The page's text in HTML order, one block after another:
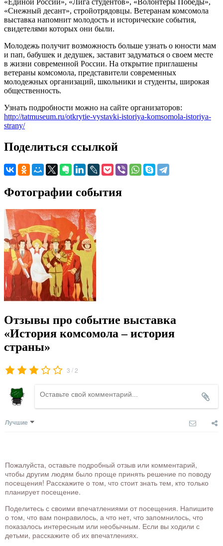
«Единой России», «Лига студентов», «Волонтеры Победы»,
«Снежный десант», стройотрядовцы. Ветеранам комсомола
выставка напомнит молодость и исторические события,
свидетелями которых они были.
Молодежь получит возможность больше узнать о юности мам
и пап, бабушек и дедушек, заставит задуматься о своем месте
в жизни современной России. На открытие приглашены
ветераны комсомола, представители современных
молодежных организаций, школьники и студенты, широкая
общественность.
Узнать подробности можно на сайте организаторов:
http://tatmuseum.ru/otkrytie-vystavki-istoriya-komsomola-istoriya-
strany/
Поделиться ссылкой
Фотографии события
Отзывы про событие выставка
«История комсомола – история
страны»
3 /2
Лучшие
Пожалуйста, оставьте подробный отзыв или комментарий,
чтобы другим людям было проще принять решение по поводу
посещения! Расскажите о том, что стоит знать тем, кто только
планирует посещение.
Поделитесь с своими впечатлениями от посещения. Напишите
о том, что вам понравилось, а что нет, что запомнилось, что
показалось интересным или необычным. Если вы ходили с
детьми, расскажите об их впечатлениях.